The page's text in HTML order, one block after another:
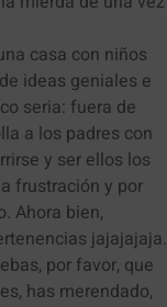
casa con niños
ideas geniales e
seria: fuera de
a los padres con
y ser ellos los
frustración y por
Ahora bien,
jajajajaja.
por favor, que
has merendado,